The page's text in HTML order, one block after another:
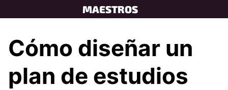
to
MAESTROS
Cómo diseñar un
plan de estudios